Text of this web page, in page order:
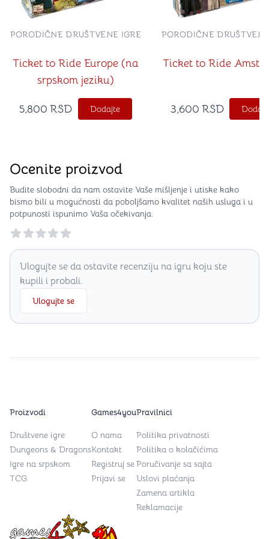
Ticket to Ride Europe (na
srpskom jeziku)
PORODIČNE DRUŠTVENE IGRE
5,800 RSD Dodajte
Ticket to Ride
PORODIČNE
3,600 RSD
Ocenite proizvod
Budite slobodni da nam ostavite Vaše mišljenje i utiske kako
bismo bili u mogućnosti da poboljšamo kvalitet naših usluga i u
potpunosti ispunimo Vaša očekivanja.
Reviews
Ulogujte se da ostavite recenziju na igru koju ste
kupili i probali.
Ulogujte se
Games4you logo
Proizvodi
Društvene igre
Dungeons & Dragons
Igre na srpskom
TCG
Games4you
O nama
Kontakt
Registruj se
Prijavi se
Pravilnici
Politika privatnosti
Politika o kolačićima
Poručivanje sa sajta
Uslovi plaćanja
Zamena artikla
Reklamacije